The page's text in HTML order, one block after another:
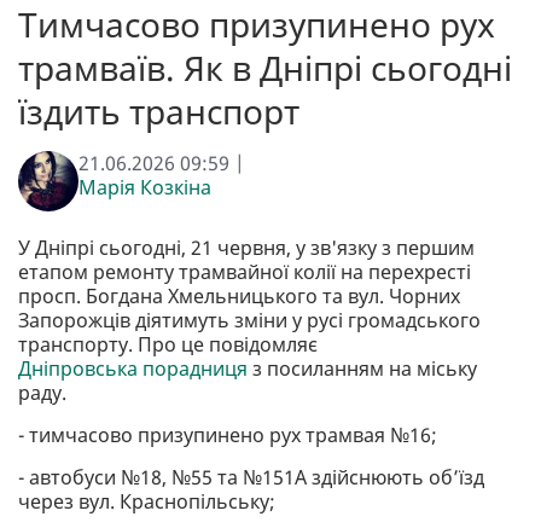
Тимчасово призупинено рух
трамваїв. Як в Дніпрі сьогодні
їздить транспорт
21.06.2026 09:59 |
Марія Козкіна
У Дніпрі сьогодні, 21 червня, у зв'язку з першим
етапом ремонту трамвайної колії на перехресті
просп. Богдана Хмельницького та вул. Чорних
Запорожців діятимуть зміни у русі громадського
транспорту. Про це повідомляє
Дніпровська порадниця з посиланням на міську
раду.
- тимчасово призупинено рух трамвая №16;
- автобуси №18, №55 та №151А здійснюють об’їзд
через вул. Краснопільську;